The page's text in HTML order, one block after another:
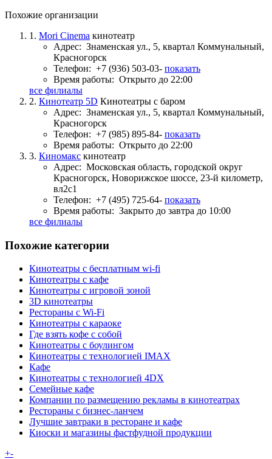
Похожие организации
1. Mori Cinema кинотеатр
Адрес: Знаменская ул., 5, квартал Коммунальный,
Красногорск
Телефон: +7 (936) 503-03- показать
Время работы: Открыто до 22:00
все филиалы
2. Кинотеатр 5D Кинотеатры с баром
Адрес: Знаменская ул., 5, квартал Коммунальный,
Красногорск
Телефон: +7 (985) 895-84- показать
Время работы: Открыто до 22:00
3. Киномакс кинотеатр
Адрес: Московская область, городской округ
Красногорск, Новорижское шоссе, 23-й километр,
вл2с1
Телефон: +7 (495) 725-64- показать
Время работы: Закрыто до завтра до 10:00
все филиалы
Похожие категории
Кинотеатры с бесплатным wi-fi
Кинотеатры с кафе
Кинотеатры с игровой зоной
3D кинотеатры
Рестораны с Wi-Fi
Кинотеатры с караоке
Где взять кофе с собой
Кинотеатры с боулингом
Кинотеатры с технологией IMAX
Кафе
Кинотеатры с технологией 4DX
Семейные кафе
Компании по размещению рекламы в кинотеатрах
Рестораны с бизнес-ланчем
Лучшие завтраки в ресторане и кафе
Киоски и магазины фастфудной продукции
+-